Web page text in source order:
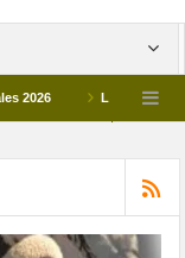
Los Campus de